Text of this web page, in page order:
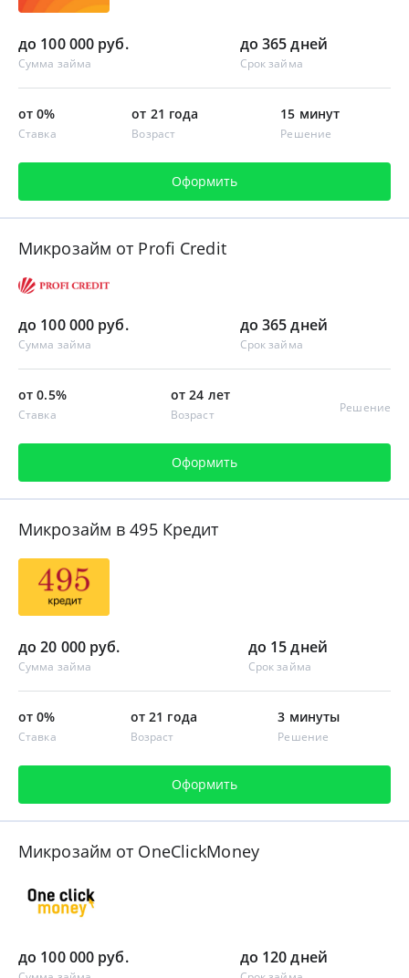
до 100 000 руб.
Сумма займа
до 365 дней
Срок займа
от 0%
Ставка
от 21 года
Возраст
15 минут
Решение
Оформить
Микрозайм от Profi Credit
до 100 000 руб.
Сумма займа
до 365 дней
Срок займа
от 0.5%
Ставка
от 24 лет
Возраст Решение
Оформить
Микрозайм в 495 Кредит
до 20 000 руб.
Сумма займа
до 15 дней
Срок займа
от 0%
Ставка
от 21 года
Возраст
3 минуты
Решение
Оформить
Микрозайм от OneClickMoney
до 100 000 руб. до 120 дней